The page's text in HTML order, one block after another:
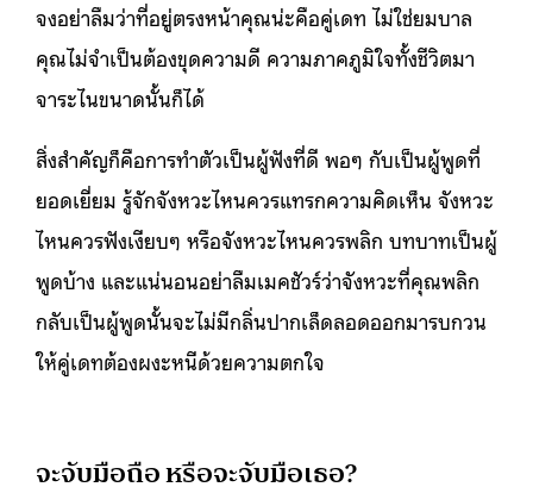
จงอย่าลืมว่าที่อยู่ตรงหน้าคุณน่ะคือคู่เดท ไม่ใช่ยมบาล
คุณไม่จำเป็นต้องขุดความดี ความภาคภูมิใจทั้งชีวิตมา
จาระไนขนาดนั้นก็ได้
สิ่งสำคัญก็คือการทำตัวเป็นผู้ฟังที่ดี พอๆ กับเป็นผู้พูดที่
ยอดเยี่ยม รู้จักจังหวะไหนควรแทรกความคิดเห็น จังหวะ
ไหนควรฟังเงียบๆ หรือจังหวะไหนควรพลิก บทบาทเป็นผู้
พูดบ้าง และแน่นอนอย่าลืมเมคชัวร์ว่าจังหวะที่คุณพลิก
กลับเป็นผู้พูดนั้นจะไม่มีกลิ่นปากเล็ดลอดออกมารบกวน
ให้คู่เดทต้องผงะหนีด้วยความตกใจ
จะจับมือถือ หรือจะจับมือเธอ?